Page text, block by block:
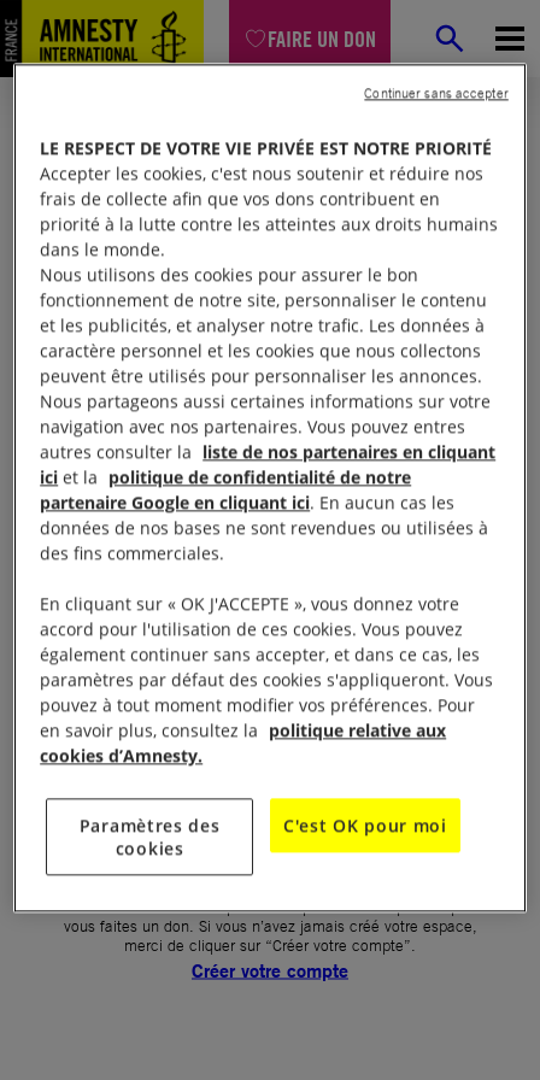
FAIRE UN DON
Mon espace
Connexion
Votre adresse email (obligatoire)
Mot de passe oublié ?
Un problème de connexion ?
Première connexion ?
La création de votre espace n’est pas automatique lorsque
vous faites un don. Si vous n’avez jamais créé votre espace,
merci de cliquer sur “Créer votre compte”.
Créer votre compte
LE RESPECT DE VOTRE VIE PRIVÉE EST NOTRE PRIORITÉ
Accepter les cookies, c'est nous soutenir et réduire nos
frais de collecte afin que vos dons contribuent en
priorité à la lutte contre les atteintes aux droits humains
dans le monde.
Nous utilisons des cookies pour assurer le bon
fonctionnement de notre site, personnaliser le contenu
et les publicités, et analyser notre trafic. Les données à
caractère personnel et les cookies que nous collectons
peuvent être utilisés pour personnaliser les annonces.
Nous partageons aussi certaines informations sur votre
navigation avec nos partenaires. Vous pouvez entres
autres consulter la liste de nos partenaires en cliquant
ici et la politique de confidentialité de notre
partenaire Google en cliquant ici. En aucun cas les
données de nos bases ne sont revendues ou utilisées à
des fins commerciales.
En cliquant sur « OK J'ACCEPTE », vous donnez votre
accord pour l'utilisation de ces cookies. Vous pouvez
également continuer sans accepter, et dans ce cas, les
paramètres par défaut des cookies s'appliqueront. Vous
pouvez à tout moment modifier vos préférences. Pour
en savoir plus, consultez la politique relative aux
cookies d’Amnesty.
Paramètres des
cookies
C'est OK pour moi
Continuer sans accepter